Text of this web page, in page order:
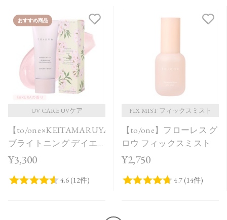
おすすめ商品
UV CARE UVケア
【to/one×KEITAMARUYAMA】
ブライトニング デイエ
ッセンス UV SAKURA in
¥3,300
FIX MIST フィックスミスト
【to/one】フローレス グ
ロウ フィックスミスト
¥2,750